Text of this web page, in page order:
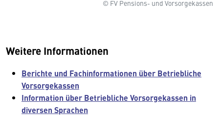
© FV Pensions- und Vorsorgekassen
Weitere Informationen
Berichte und Fachinformationen über Betriebliche
Vorsorgekassen
Information über Betriebliche Vorsorgekassen in
diversen Sprachen